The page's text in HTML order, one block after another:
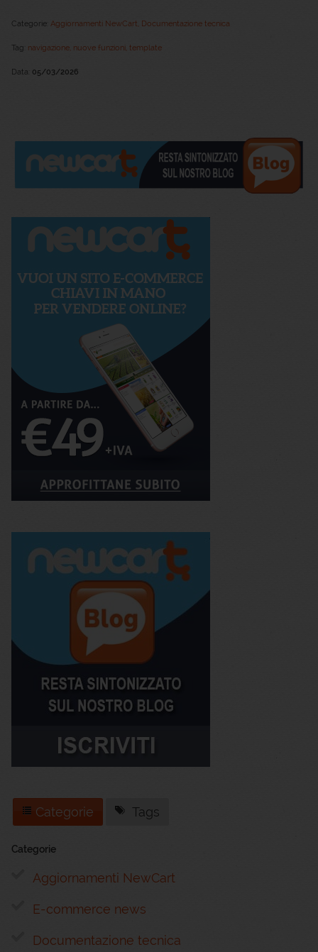
Categorie: Aggiornamenti NewCart Documentazione tecnica
Tag: navigazione, nuove funzioni, template
Data: 05/03/2026
Categorie Tags
Categorie
Aggiornamenti NewCart
E-commerce news
Documentazione tecnica